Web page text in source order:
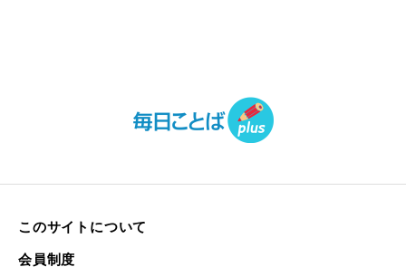
このサイトについて
会員制度